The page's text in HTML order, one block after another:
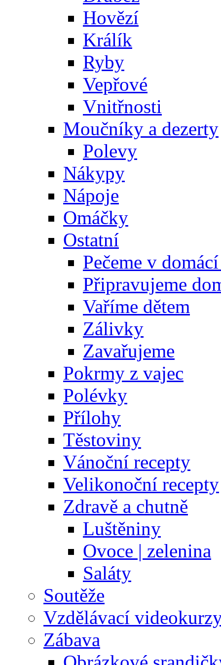
Hovězí
Králík
Ryby
Vepřové
Vnitřnosti
Moučníky a dezerty
Polevy
Nákypy
Nápoje
Omáčky
Ostatní
Pečeme v
Připravujeme
Vaříme dětem
Zálivky
Zavařujeme
Pokrmy z vajec
Polévky
Přílohy
Těstoviny
Vánoční recepty
Velikonoční recepty
Zdravě a chutně
Luštěniny
Ovoce | zelenina
Saláty
Soutěže
Vzdělávací
Zábava